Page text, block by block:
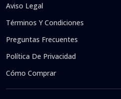
Aviso Legal
Términos Y Condiciones
Preguntas Frecuentes
Política De Privacidad
Cómo Comprar